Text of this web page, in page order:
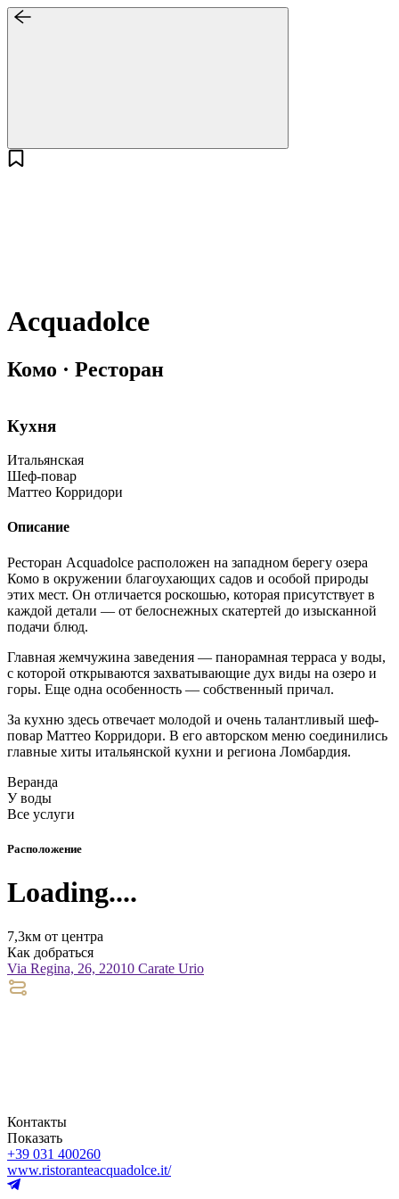
Acquadolce
Комо · Ресторан
Кухня
Итальянская
Шеф-повар
Маттео Корридори
Описание
Ресторан Acquadolce расположен на западном берегу озера
Комо в окружении благоухающих садов и особой природы
этих мест. Он отличается роскошью, которая присутствует в
каждой детали — от белоснежных скатертей до изысканной
подачи блюд.
Главная жемчужина заведения — панорамная терраса у воды,
с которой открываются захватывающие дух виды на озеро и
горы. Еще одна особенность — собственный причал.
За кухню здесь отвечает молодой и очень талантливый шеф-
повар Маттео Корридори. В его авторском меню соединились
главные хиты итальянской кухни и региона Ломбардия.
Веранда
У воды
Все услуги
Расположение
Loading....
7,3км от центра
Как добраться
Via Regina, 26, 22010 Carate Urio
Контакты
Показать
+39 031 400260
www.ristoranteacquadolce.it/